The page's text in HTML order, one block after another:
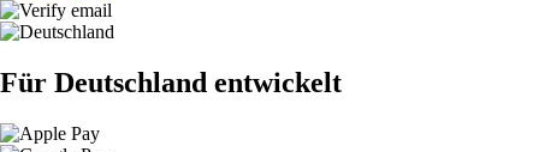
Für Deutschland entwickelt